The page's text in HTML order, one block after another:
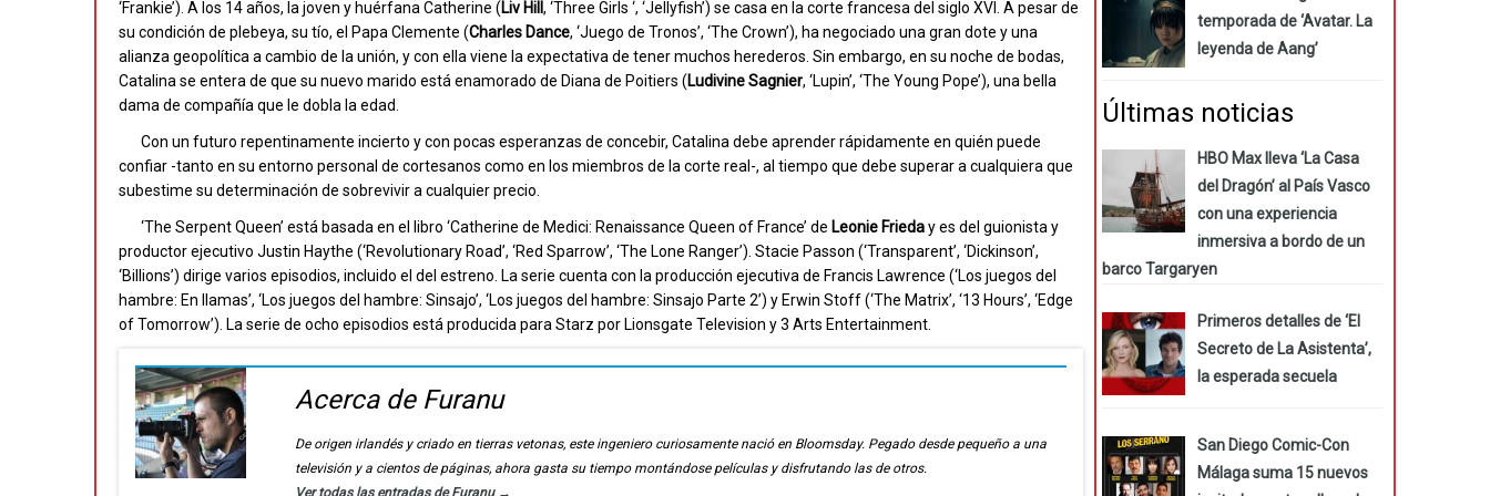
‘Frankie’). A los 14 años, la joven y huérfana Catherine (Liv Hill , ‘Three Girls ‘, ‘Jellyfish’) se casa en la corte francesa del siglo XVI. A pesar de
su condición de plebeya, su tío, el Papa Clemente (Charles Dance, ‘Juego de Tronos’, ‘The Crown’), ha negociado una gran dote y una
alianza geopolítica a cambio de la unión, y con ella viene la expectativa de tener muchos herederos. Sin embargo, en su noche de bodas,
Catalina se entera de que su nuevo marido está enamorado de Diana de Poitiers (Ludivine Sagnier, ‘Lupin’, ‘The Young Pope’), una bella
dama de compañía que le dobla la edad.
Con un futuro repentinamente incierto y con pocas esperanzas de concebir, Catalina debe aprender rápidamente en quién puede
confiar -tanto en su entorno personal de cortesanos como en los miembros de la corte real-, al tiempo que debe superar a cualquiera que
subestime su determinación de sobrevivir a cualquier precio.
‘The Serpent Queen’ está basada en el libro ‘Catherine de Medici: Renaissance Queen of France’ de Leonie Frieday es del guionista y
productor ejecutivo Justin Haythe (‘Revolutionary Road’, ‘Red Sparrow’, ‘The Lone Ranger’). Stacie Passon (‘Transparent’, ‘Dickinson’,
‘Billions’) dirige varios episodios, incluido el del estreno. La serie cuenta con la producción ejecutiva de Francis Lawrence (‘Los juegos del
hambre: En llamas’, ‘Los juegos del hambre: Sinsajo’, ‘Los juegos del hambre: Sinsajo Parte 2’) y Erwin Stoff (‘The Matrix’, ‘13 Hours’, ‘Edge
of Tomorrow’). La serie de ocho episodios está producida para Starz por Lionsgate Television y 3 Arts Entertainment.
Acerca de Furanu
De origen irlandés y criado en tierras vetonas, este ingeniero curiosamente nació en Bloomsday. Pegado desde pequeño a una
televisión y a cientos de páginas, ahora gasta su tiempo montándose películas y disfrutando las de otros.
Ver todas las entradas de Furanu →
temporada de ‘Avatar. La
leyenda de Aang’
Últimas noticias
HBO Max lleva ‘La Casa
del Dragón’ al País Vasco
con una experiencia
inmersiva a bordo de un
barco Targaryen
Primeros detalles de ‘El
Secreto de La Asistenta’,
la esperada secuela
San Diego Comic-Con
Málaga suma 15 nuevos